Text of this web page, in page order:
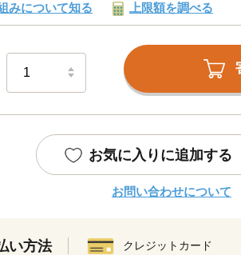
みについて知る 上限額を調べる
お気に入りに追加する
お問い合わせについて
い方法 クレジットカード